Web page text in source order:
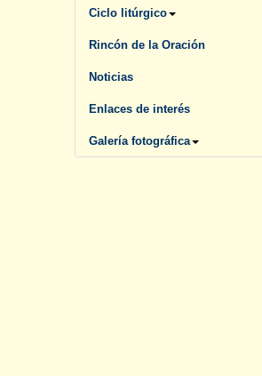
Ciclo litúrgico
Rincón de la Oración
Noticias
Enlaces de interés
Galería fotográfica